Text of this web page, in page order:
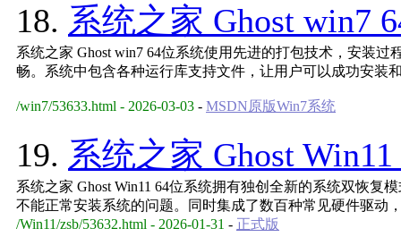
18. 系统之家 Ghost win7
系统之家 Ghost win7 64位系统使用先进的打包技术，安装
畅。系统中包含各种运行库支持文件，让用户可以成功安装
/win7/53633.html - 2026-03-03 - MSDN原版Win7系统
19. 系统之家 Ghost
系统之家 Ghost Win11 64位系统拥有独创全新的系统双恢复
不能正常安装系统的问题。同时集成了数百种常见硬件驱动
/Win11/zsb/53632.html - 2026-01-31 - 正式版